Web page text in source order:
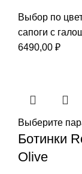
Выбор по
сапоги с
6490,00 ₽
Выберите
Ботинки
Olive